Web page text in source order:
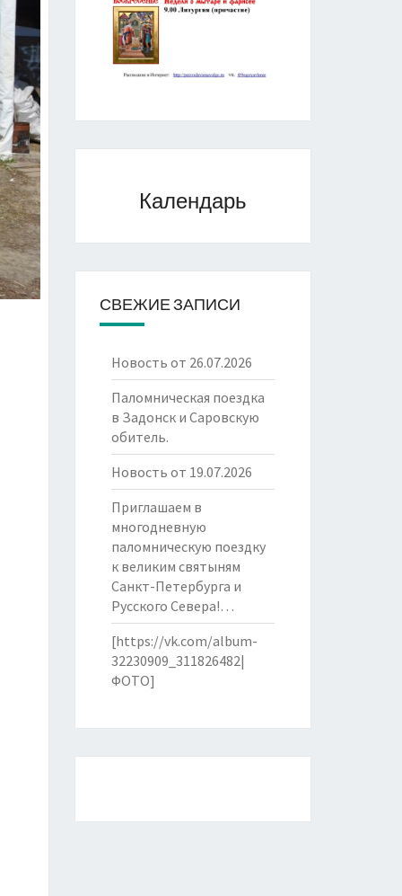
Календарь
СВЕЖИЕ ЗАПИСИ
Новость от 26.07.2026
Паломническая поездка
в Задонск и Саровскую
обитель.
Новость от 19.07.2026
Приглашаем в
многодневную
паломническую поездку
к великим святыням
Санкт-Петербурга и
Русского Севера!…
[https://vk.com/album-
32230909_311826482|
ФОТО]